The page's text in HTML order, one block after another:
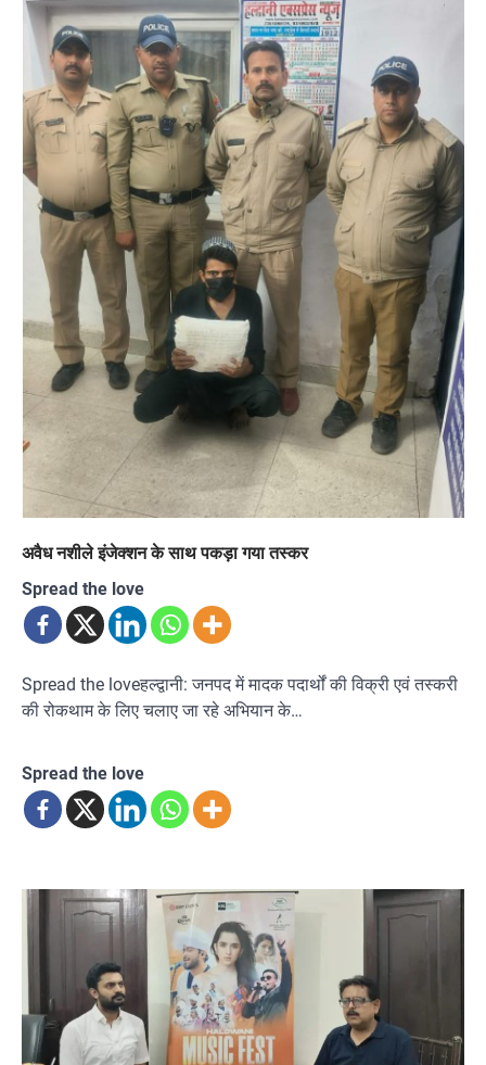
अवैध नशीले इंजेक्शन के साथ पकड़ा गया तस्कर
Spread the love
Spread the loveहल्द्वानी: जनपद में मादक पदार्थों की विक्री एवं तस्करी
की रोकथाम के लिए चलाए जा रहे अभियान के…
Spread the love